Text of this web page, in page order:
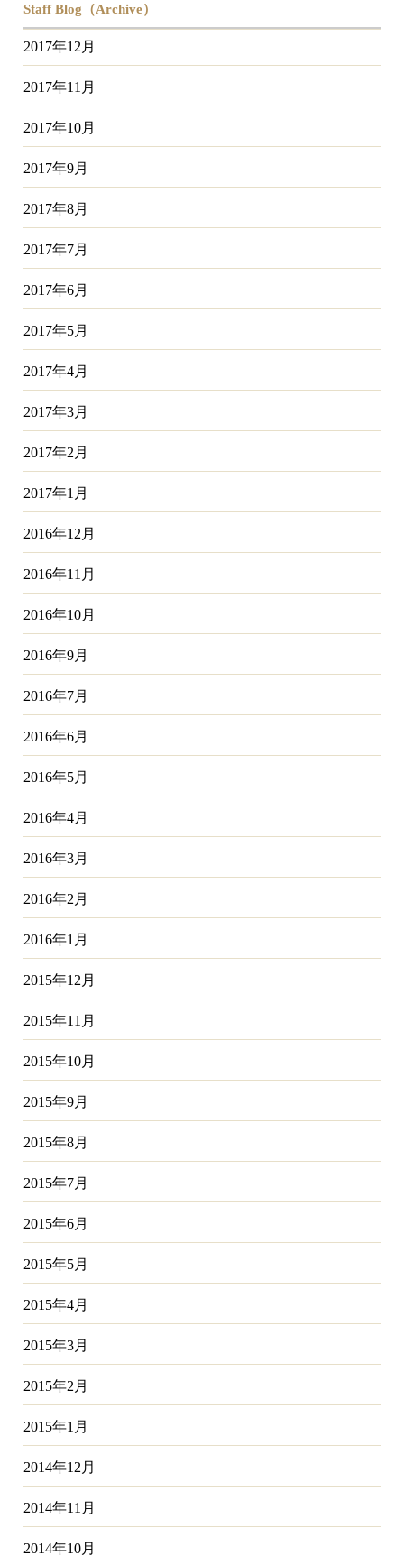
Staff Blog（Archive）
2017年12月
2017年11月
2017年10月
2017年9月
2017年8月
2017年7月
2017年6月
2017年5月
2017年4月
2017年3月
2017年2月
2017年1月
2016年12月
2016年11月
2016年10月
2016年9月
2016年7月
2016年6月
2016年5月
2016年4月
2016年3月
2016年2月
2016年1月
2015年12月
2015年11月
2015年10月
2015年9月
2015年8月
2015年7月
2015年6月
2015年5月
2015年4月
2015年3月
2015年2月
2015年1月
2014年12月
2014年11月
2014年10月